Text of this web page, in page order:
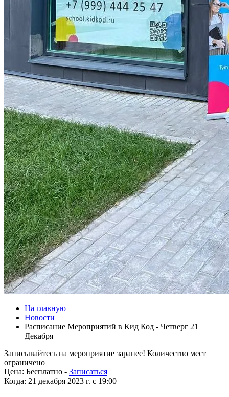
На главную
Новости
Расписание Мероприятий в Кид Код - Четверг 21
Декабря
Записывайтесь на мероприятие заранее! Количество мест
ограничено
Цена: Бесплатно - Записаться
Когда: 21 декабря 2023 г. c 19:00